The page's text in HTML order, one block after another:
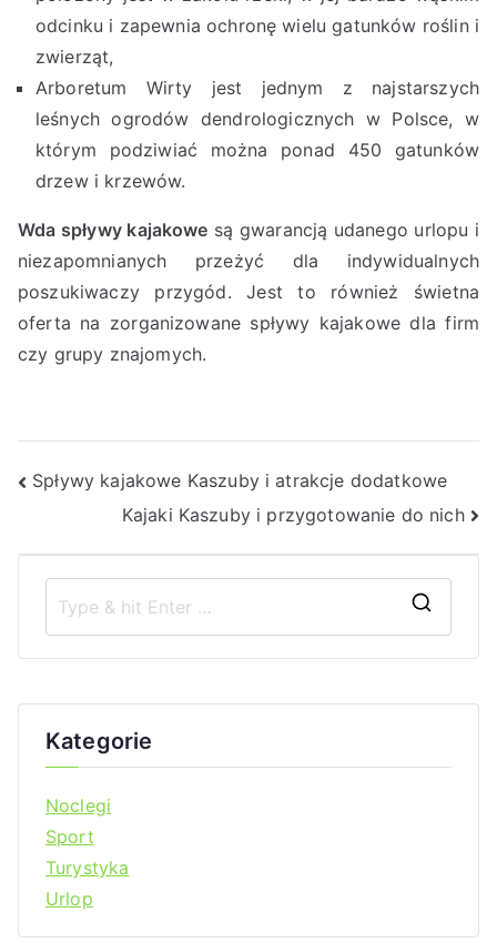
odcinku i zapewnia ochronę wielu gatunków roślin i
zwierząt,
Arboretum Wirty jest jednym z najstarszych
leśnych ogrodów dendrologicznych w Polsce, w
którym podziwiać można ponad 450 gatunków
drzew i krzewów.
Wda spływy kajakowe są gwarancją udanego urlopu i
niezapomnianych przeżyć dla indywidualnych
poszukiwaczy przygód. Jest to również świetna
oferta na zorganizowane spływy kajakowe dla firm
czy grupy znajomych.
Nawigacja
Spływy kajakowe Kaszuby i atrakcje dodatkowe
Kajaki Kaszuby i przygotowanie do nich
Kategorie
Noclegi
Sport
Turystyka
Urlop